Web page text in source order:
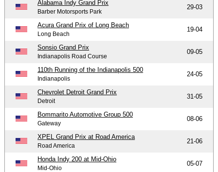
Alabama Indy Grand Prix
Barber Motorsports Park
29-03
Acura Grand Prix of Long Beach
Long Beach
19-04
Sonsio Grand Prix
Indianapolis Road Course
09-05
110th Running of the Indianapolis 500
Indianapolis
24-05
Chevrolet Detroit Grand Prix
Detroit
31-05
Bommarito Automotive Group 500
Gateway
08-06
XPEL Grand Prix at Road America
Road America
21-06
Honda Indy 200 at Mid-Ohio
Mid-Ohio
05-07